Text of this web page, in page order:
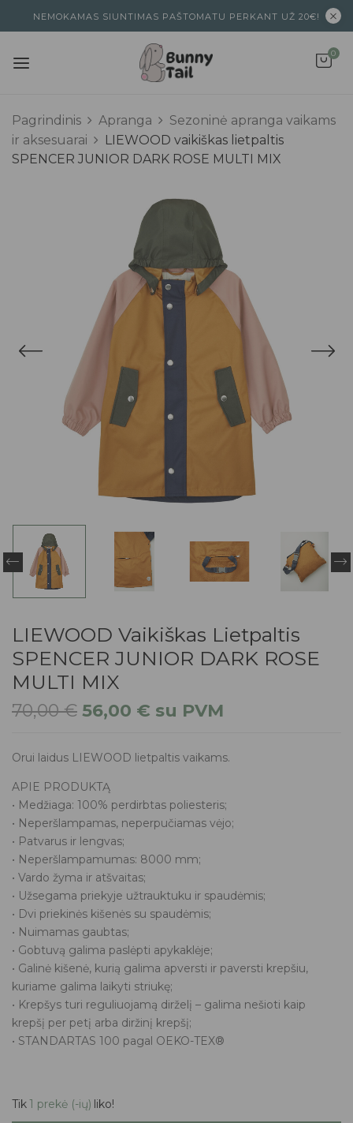
NEMOKAMAS SIUNTIMAS PAŠTOMATU PERKANT UŽ 20€!
0
Pagrindinis Apranga
Sezoninė apranga vaikams
ir aksesuarai
LIEWOOD vaikiškas lietpaltis
SPENCER JUNIOR DARK ROSE MULTI MIX
LIEWOOD Vaikiškas Lietpaltis
SPENCER JUNIOR DARK ROSE
MULTI MIX
70,00€ 56,00 € su PVM
Orui laidus LIEWOOD lietpaltis vaikams.
APIE PRODUKTĄ
• Medžiaga: 100% perdirbtas poliesteris;
• Neperšlampamas, neperpučiamas vėjo;
• Patvarus ir lengvas;
• Neperšlampamumas: 8000 mm;
• Vardo žyma ir atšvaitas;
• Užsegama priekyje užtrauktuku ir spaudėmis;
• Dvi priekinės kišenės su spaudėmis;
• Nuimamas gaubtas;
• Gobtuvą galima paslėpti apykaklėje;
• Galinė kišenė, kurią galima apversti ir paversti krepšiu,
kuriame galima laikyti striukę;
• Krepšys turi reguliuojamą dirželį – galima nešioti kaip
krepšį per petį arba diržinį krepšį;
• STANDARTAS 100 pagal OEKO-TEX®
Tik1 prekė (-ių) liko!